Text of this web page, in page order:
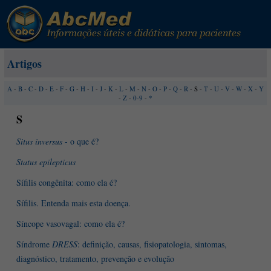
Artigos
A - B - C - D - E - F - G - H - I - J - K - L - M - N - O - P - Q - R - S - T - U - V - W - X - Y
- Z - 0-9 - *
S
Situs inversus - o que é?
Status epilepticus
Sífilis congênita: como ela é?
Sífilis. Entenda mais esta doença.
Síncope vasovagal: como ela é?
Síndrome DRESS: definição, causas, fisiopatologia, sintomas,
diagnóstico, tratamento, prevenção e evolução